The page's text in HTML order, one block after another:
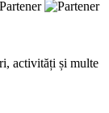
activități și multe